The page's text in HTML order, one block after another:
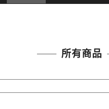
原Line已滿
原Line已滿
所有商品